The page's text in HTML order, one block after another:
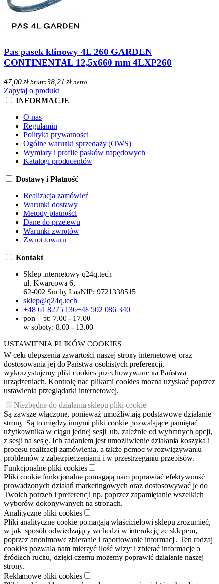
Pas pasek klinowy 4L 260 GARDEN
CONTINENTAL 12,5x660 mm 4LXP260
47,00 zł brutto38,21 zł netto
Zapytaj o produkt
INFORMACJE
O nas
Regulamin
Polityka prywatności
Ogólne warunki sprzedaży (OWS)
Wymiary i profile pasków napędowych
Katalogi producentów
Dostawy i Płatność
Realizacja zamówień
Warunki dostawy
Metody płatności
Dane do przelewu
Warunki zwrotów
Zwrot towaru
Kontakt
Sklep internetowy q24q.tech
ul. Kwarcowa 6,
62-002 Suchy LasNIP: 9721338515
sklep@q24q.tech
+48 61 8275 136+48 502 086 340
pon – pt: 7.00 - 17.00
w soboty: 8.00 - 13.00
USTAWIENIA PLIKÓW COOKIES
W celu ulepszenia zawartości naszej strony internetowej oraz
dostosowania jej do Państwa osobistych preferencji,
wykorzystujemy pliki cookies przechowywane na Państwa
urządzeniach. Kontrolę nad plikami cookies można uzyskać poprzez
ustawienia przeglądarki internetowej.
Niezbędne do działania sklepu pliki cookie
Są zawsze włączone, ponieważ umożliwiają podstawowe działanie
strony. Są to między innymi pliki cookie pozwalające pamiętać
użytkownika w ciągu jednej sesji lub, zależnie od wybranych opcji,
z sesji na sesję. Ich zadaniem jest umożliwienie działania koszyka i
procesu realizacji zamówienia, a także pomoc w rozwiązywaniu
problemów z zabezpieczeniami i w przestrzeganiu przepisów.
Funkcjonalne pliki cookies
Pliki cookie funkcjonalne pomagają nam poprawiać efektywność
prowadzonych działań marketingowych oraz dostosowywać je do
Twoich potrzeb i preferencji np. poprzez zapamiętanie wszelkich
wyborów dokonywanych na stronach.
Analityczne pliki cookies
Pliki analityczne cookie pomagają właścicielowi sklepu zrozumieć,
w jaki sposób odwiedzający wchodzi w interakcję ze sklepem,
poprzez anonimowe zbieranie i raportowanie informacji. Ten rodzaj
cookies pozwala nam mierzyć ilość wizyt i zbierać informacje o
źródłach ruchu, dzięki czemu możemy poprawić działanie naszej
strony.
Reklamowe pliki cookies